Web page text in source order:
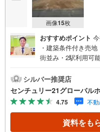
画像15枚
おすすめポイント
・建築条件付き売
街並み・2駅利用可
き開放感良好▼セン
会社です▼・ 地域密
数お取り扱いしてい
から売却までお家に
い。・経験豊富な
保険、不動産に関
シルバー推奨店
センチュリー21グローバル
4.75 不
資料をも